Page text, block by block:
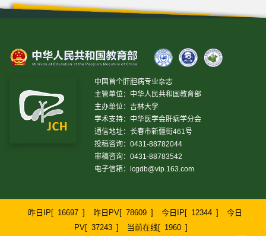
中国首个肝胆病专业杂志
主管单位：中华人民共和国教育部
主办单位：吉林大学
学术支持：中华医学会肝病学分会
通信地址：长春市新疆街461号
投稿咨询：0431-88782044
审稿咨询：0431-88783542
电子信箱：
lcgdb@vip.163.com
昨日IP[ 16697 ] 昨日PV[ 78609 ] 今日IP[ 12344 ]
今日
PV[ 37243 ] 当前在线[ 1960 ]